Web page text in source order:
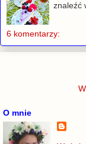
znaleźć
6 komentarzy:
O mnie